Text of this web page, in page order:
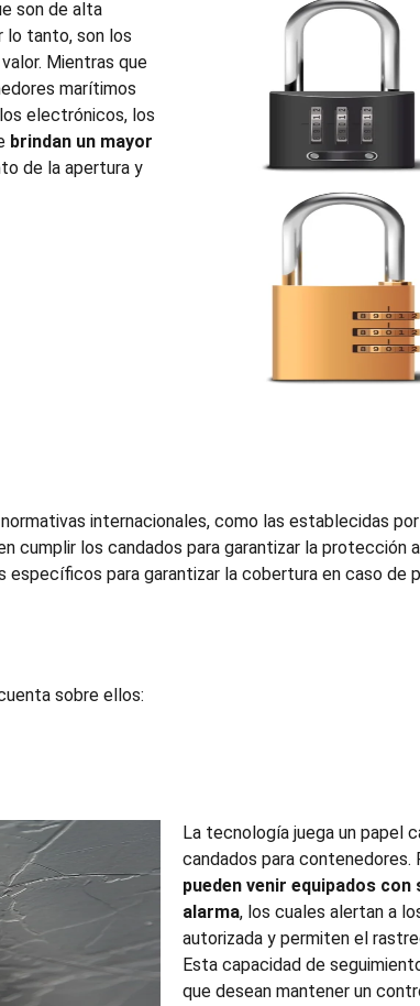
son de alta
lo tanto, son los
Mientras que
marítimos
electrónicos, los
brindan un mayor
de la apertura y
internacionales, como las establecidas
cumplir los candados para garantizar la protección
para garantizar la cobertura en caso de
sobre ellos:
La tecnología juega un papel
candados para contenedores.
pueden venir equipados
alarma, los cuales alertan a
autorizada y permiten el
Esta capacidad de
que desean mantener un